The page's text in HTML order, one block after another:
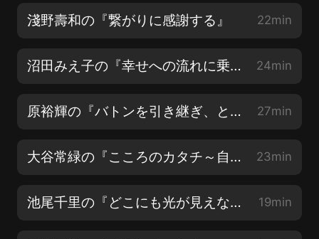
淺野壽和の『繋がりに感謝する』 22min
沼田みえ子の『幸せへの流れに乗る方法』 24min
原裕輝の『バトンを引き継ぎ、ともに歩む』 27min
大谷常緑の『こころのカタチ～自分を知る・人を知る～』 23min
池尾千里の『どこにも光が見えない時は～喜びの源になるということ～』 19min